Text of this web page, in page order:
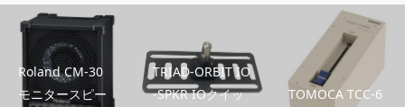
Roland CM-30
モニタースピー
TRIAD-ORBIT IO
-SPKR IOクイッ
TOMOCA TCC-6